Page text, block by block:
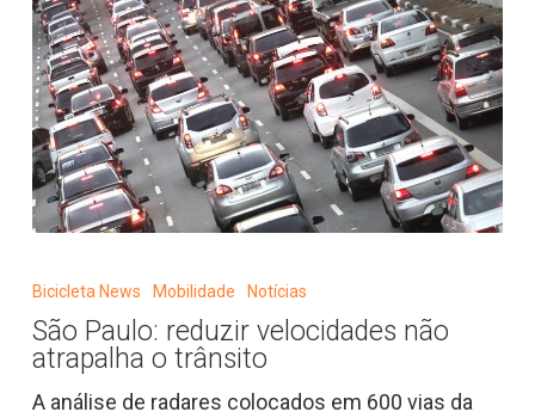
velocidades
não
atrapalha
Bicicleta News Mobilidade Notícias
São Paulo: reduzir velocidades não
atrapalha o trânsito
A análise de radares colocados em 600 vias da